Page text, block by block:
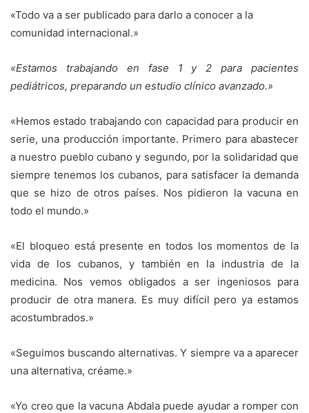
«Todo va a ser publicado para darlo a conocer a la
comunidad internacional.»
«Estamos trabajando en fase 1 y 2 para pacientes
pediátricos, preparando un estudio clínico avanzado.»
«Hemos estado trabajando con capacidad para producir en
serie, una producción importante. Primero para abastecer
a nuestro pueblo cubano y segundo, por la solidaridad que
siempre tenemos los cubanos, para satisfacer la demanda
que se hizo de otros países. Nos pidieron la vacuna en
todo el mundo.»
«El bloqueo está presente en todos los momentos de la
vida de los cubanos, y también en la industria de la
medicina. Nos vemos obligados a ser ingeniosos para
producir de otra manera. Es muy difícil pero ya estamos
acostumbrados.»
«Seguimos buscando alternativas. Y siempre va a aparecer
una alternativa, créame.»
«Yo creo que la vacuna Abdala puede ayudar a romper con